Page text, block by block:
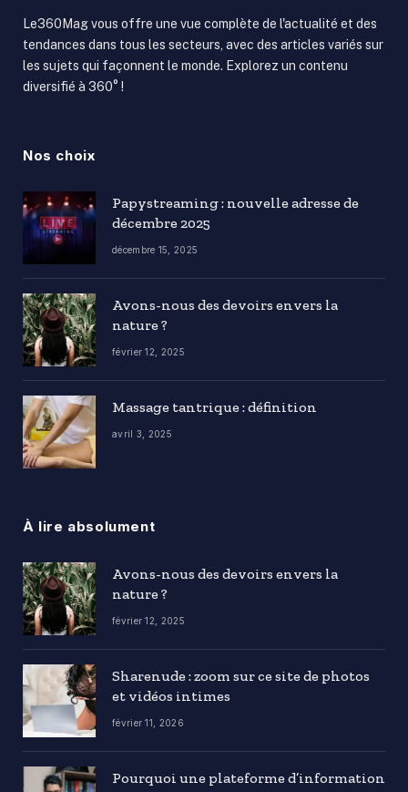
Le360Mag vous offre une vue complète de l'actualité et des
tendances dans tous les secteurs, avec des articles variés sur
les sujets qui façonnent le monde. Explorez un contenu
diversifié à 360° !
Nos choix
Papystreaming : nouvelle adresse de
décembre 2025
décembre 15, 2025
Avons-nous des devoirs envers la
nature ?
février 12, 2025
Massage tantrique : définition
avril 3, 2025
À lire absolument
Avons-nous des devoirs envers la
nature ?
février 12, 2025
Sharenude : zoom sur ce site de photos
et vidéos intimes
février 11, 2026
Pourquoi une plateforme d’information